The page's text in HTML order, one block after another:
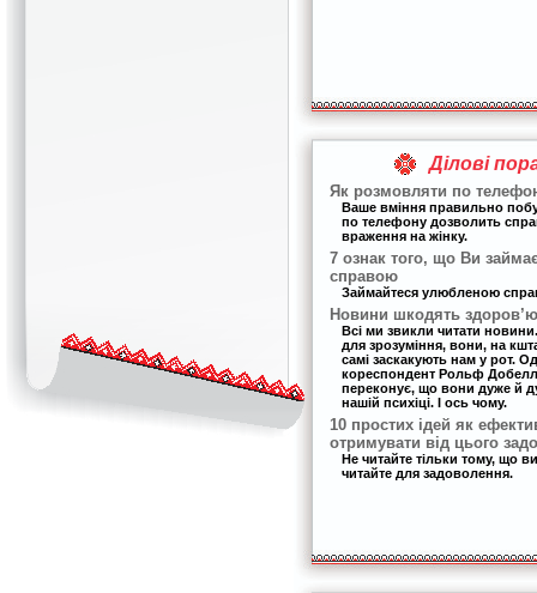
Ділові
Як розмовляти по
Ваше вміння правильно
по телефону дозволить
враження на жінку.
7 ознак того, що Ви
справою
Займайтеся улюбленою
Новини шкодять здоров’ю
Всі ми звикли читати новини.
для зрозуміння, вони, на
самі заскакують нам у рот.
кореспондент Рольф
переконує, що вони дуже й
нашій психіці. І ось чому.
10 простих ідей як
отримувати від цього
Не читайте тільки тому, що
читайте для задоволення.